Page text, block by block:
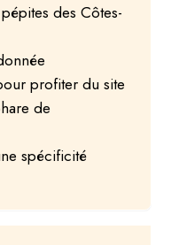
des Côtes-
profiter du site
de
spécificité